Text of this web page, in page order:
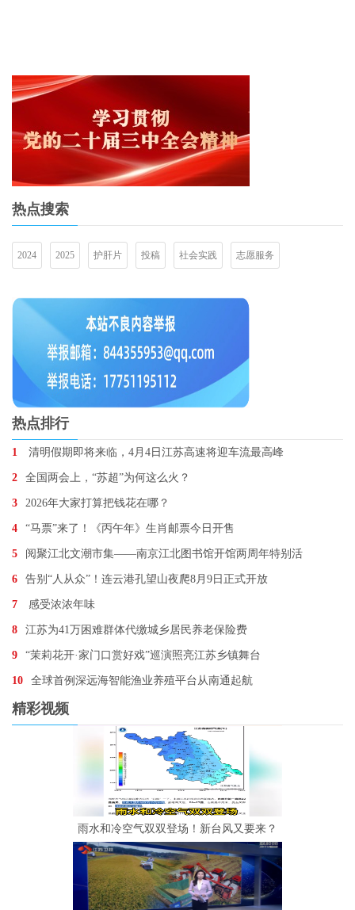
热点搜索
2024 2025 护肝片 投稿 社会实践 志愿服务
热点排行
1 清明假期即将来临，4月4日江苏高速将迎车流最高峰
2 全国两会上，“苏超”为何这么火？
3 2026年大家打算把钱花在哪？
4 “马票”来了！《丙午年》生肖邮票今日开售
5 阅聚江北文潮市集——南京江北图书馆开馆两周年特别活
6 告别“人从众”！连云港孔望山夜爬8月9日正式开放
7 感受浓浓年味
8 江苏为41万困难群体代缴城乡居民养老保险费
9 “茉莉花开·家门口赏好戏”巡演照亮江苏乡镇舞台
10 全球首例深远海智能渔业养殖平台从南通起航
精彩视频
雨水和冷空气双双登场！新台风又要来？